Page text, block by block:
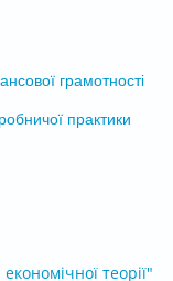
грамотності
практики
теорії"